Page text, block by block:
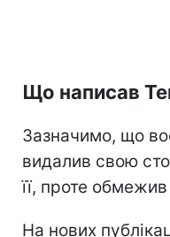
Що написав
Зазначимо, що
видалив свою
її, проте
На нових